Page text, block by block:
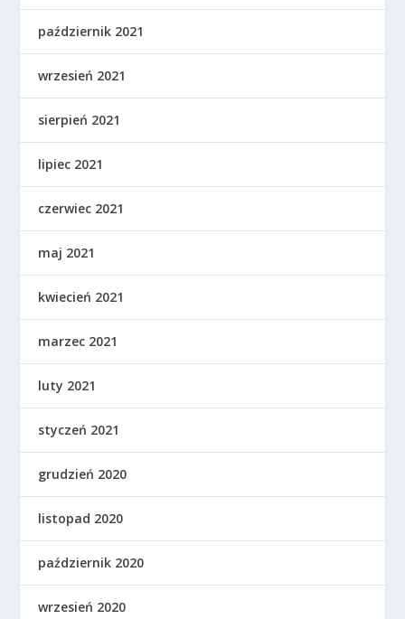
październik 2021
wrzesień 2021
sierpień 2021
lipiec 2021
czerwiec 2021
maj 2021
kwiecień 2021
marzec 2021
luty 2021
styczeń 2021
grudzień 2020
listopad 2020
październik 2020
wrzesień 2020